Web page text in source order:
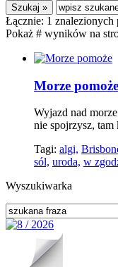
Łącznie: 1 znalezionych
Pokaż # wyników na
Morze pomoże
Wyjazd nad
nie spojrzysz, tam
Tagi: algi,
sól, uroda, w
Wyszukiwarka